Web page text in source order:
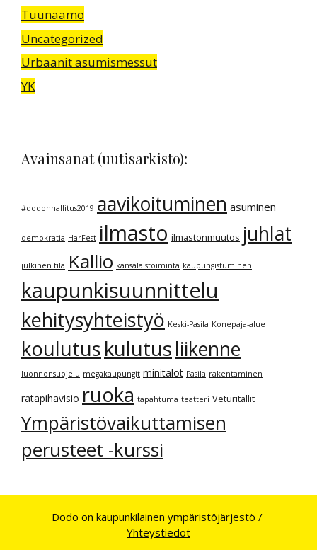
Tuunaamo
Uncategorized
Urbaanit asumismessut
YK
Avainsanat (uutisarkisto):
#dodonhallitus2019 aavikoituminen asuminen
demokratia HarFest ilmasto ilmastonmuutos juhlat
julkinen tila Kallio kansalaistoiminta kaupungistuminen
kaupunkisuunnittelu
kehitysyhteistyö Keski-Pasila Konepaja-alue
koulutuskulutusliikenne
luonnonsuojelu megakaupungit minitalot Pasila rakentaminen
ratapihavisio ruoka tapahtuma teatteri Veturitallit
Ympäristövaikuttamisen
perusteet -kurssi
Dodo on kaupunkilainen ympäristöjärjestö /
Yhteystiedot